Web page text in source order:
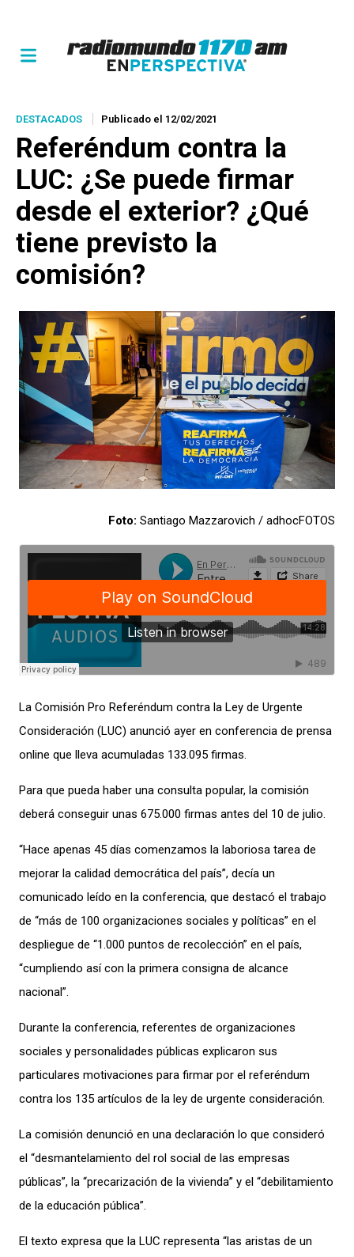
DESTACADOS Publicado el 12/02/2021
Referéndum contra la
LUC: ¿Se puede firmar
desde el exterior? ¿Qué
tiene previsto la
comisión?
Foto: Santiago Mazzarovich / adhocFOTOS
La Comisión Pro Referéndum contra la Ley de Urgente
Consideración (LUC) anunció ayer en conferencia de prensa
online que lleva acumuladas 133.095 firmas.
Para que pueda haber una consulta popular, la comisión
deberá conseguir unas 675.000 firmas antes del 10 de julio.
“Hace apenas 45 días comenzamos la laboriosa tarea de
mejorar la calidad democrática del país”, decía un
comunicado leído en la conferencia, que destacó el trabajo
de “más de 100 organizaciones sociales y políticas” en el
despliegue de “1.000 puntos de recolección” en el país,
“cumpliendo así con la primera consigna de alcance
nacional”.
Durante la conferencia, referentes de organizaciones
sociales y personalidades públicas explicaron sus
particulares motivaciones para firmar por el referéndum
contra los 135 artículos de la ley de urgente consideración.
La comisión denunció en una declaración lo que consideró
el “desmantelamiento del rol social de las empresas
públicas”, la “precarización de la vivienda” y el “debilitamiento
de la educación pública”.
El texto expresa que la LUC representa “las aristas de un